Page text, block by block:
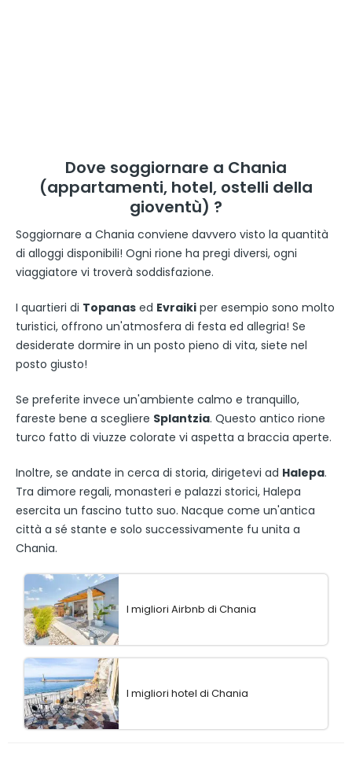
Dove soggiornare a Chania
(appartamenti, hotel, ostelli della
gioventù) ?
Soggiornare a Chania conviene davvero visto la quantità
di alloggi disponibili! Ogni rione ha pregi diversi, ogni
viaggiatore vi troverà soddisfazione.
I quartieri di Topanas ed Evraiki per esempio sono molto
turistici, offrono un'atmosfera di festa ed allegria! Se
desiderate dormire in un posto pieno di vita, siete nel
posto giusto!
Se preferite invece un'ambiente calmo e tranquillo,
fareste bene a scegliere Splantzia. Questo antico rione
turco fatto di viuzze colorate vi aspetta a braccia aperte.
Inoltre, se andate in cerca di storia, dirigetevi ad Halepa.
Tra dimore regali, monasteri e palazzi storici, Halepa
esercita un fascino tutto suo. Nacque come un'antica
città a sé stante e solo successivamente fu unita a
Chania.
I migliori Airbnb di Chania
I migliori hotel di Chania